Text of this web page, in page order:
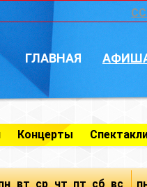
ГЛАВНАЯ
Концерты
вт ср чт пт сб вс